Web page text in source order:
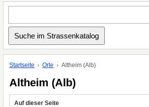
Startseite Orte Altheim (Alb)
Altheim (Alb)
Auf dieser Seite